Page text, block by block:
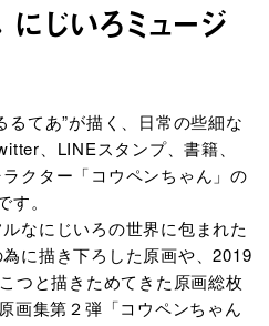
じいろミュージ
るてあ”が描く、日常の些細な
、LINEスタンプ、書籍、
クター「コウペンちゃん」の
。
なにじいろの世界に包まれた
に描き下ろした原画や、2019
つと描きためてきた原画総枚
画集第２弾「コウペンちゃん